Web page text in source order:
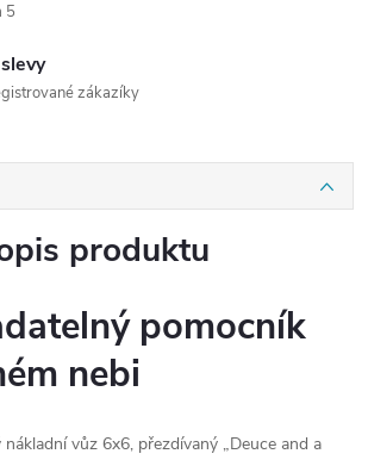
5
zákazíky
produktu
pomocník
nebi
vůz 6x6, přezdívaný „Deuce and a